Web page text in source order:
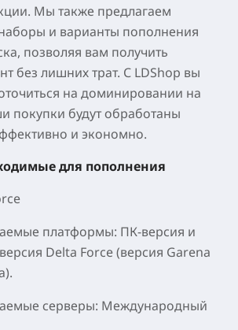
Мы также предлагаем
и варианты пополнения
позволяя вам получить
без лишних трат. С LDShop вы
на доминировании на
покупки будут обработаны
и экономно.
для пополнения
платформы: ПК-версия и
Delta Force (версия Garena
серверы: Международный